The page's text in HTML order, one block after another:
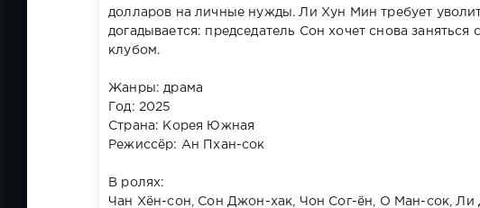
долларов на личные нужды. Ли Хун Мин требует
догадывается: председатель Сон хочет снова
клубом.
Жанры: драма
Год: 2025
Страна: Корея Южная
Режиссёр: Ан Пхан-сок
В ролях:
Чан Хён-сон, Сон Джон-хак, Чон Сог-ён, О Ман-сок,